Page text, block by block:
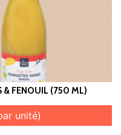
& FENOUIL (750 ML)
unité)